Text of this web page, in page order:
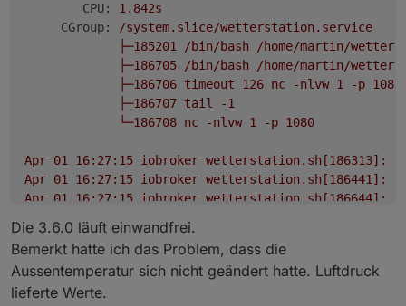
CPU:
1. 842s
CGroup:
/system.slice/wetterstation.service
├─185201
/bin/bash
/home/martin/
├─186705
/bin/bash
/home/martin/
├─186706 timeout 126 nc -nlvw 1 -p 1080
├─186707 tail
-1
└─186708 nc -nlvw 1 -p 1080
Apr 01 16:27:15 iobroker wetterstation.sh[186313]:
Apr 01 16:27:15 iobroker wetterstation.sh[186441]:
Apr 01 16:27:15 iobroker wetterstation.sh[186644]:
Apr 01 16:27:15 iobroker
Apr
01 16:27:15 iobroker wetterstation.sh[186654]:
Apr 01 16:27:15 iobroker wetterstation.sh[186657]:
Apr 01 16:27:15
Die 3.6.0 läuft einwandfrei.
Bemerkt hatte ich das Problem, dass die
Aussentemperatur sich nicht geändert hatte. Luftdruck
lieferte Werte.